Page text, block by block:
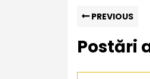
în
articole
PREVIOUS
Postări